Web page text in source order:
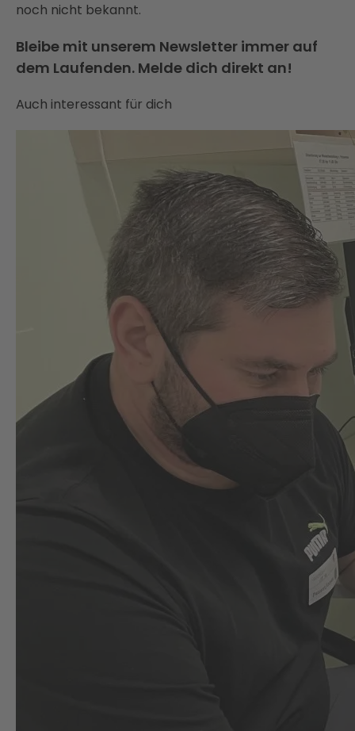
noch nicht bekannt.
Bleibe mit unserem Newsletter immer auf
dem Laufenden. Melde dich direkt an!
Auch interessant für dich